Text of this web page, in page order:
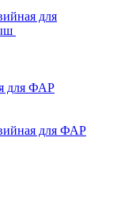
для
для ФАР
для ФАР